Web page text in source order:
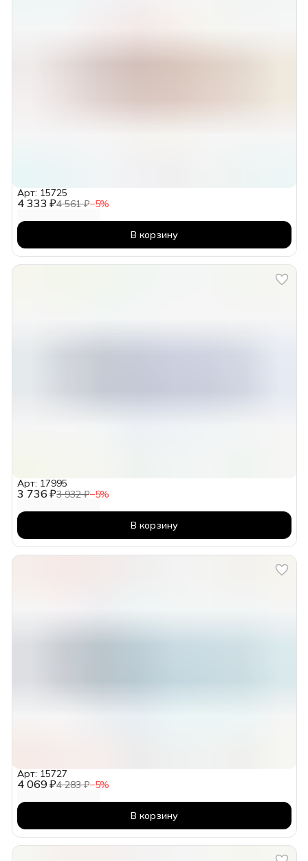
4 333 ₽4 561 ₽−5%
Арт: 15725
В корзину
3 736 ₽3 932 ₽−5%
Арт: 17995
В корзину
4 069 ₽4 283 ₽−5%
Арт: 15727
В корзину